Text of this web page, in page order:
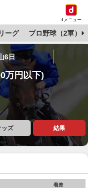
dメニュー
ーグ プロ野球（2軍）
6日
万円以下)
ッズ 結果
着差